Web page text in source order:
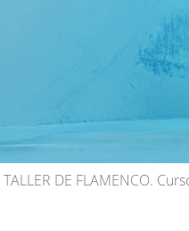
TALLER DE FLAMENCO.